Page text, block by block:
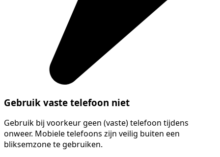
Gebruik vaste telefoon niet
Gebruik bij voorkeur geen (vaste) telefoon tijdens
onweer. Mobiele telefoons zijn veilig buiten een
bliksemzone te gebruiken.